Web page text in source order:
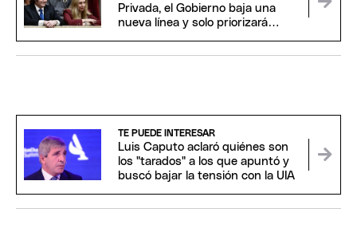
Privada, el Gobierno baja una
nueva línea y solo priorizará
TE PUEDE INTERESAR
Luis Caputo aclaró quiénes son
los "tarados" a los que apuntó y
buscó bajar la tensión con la UIA